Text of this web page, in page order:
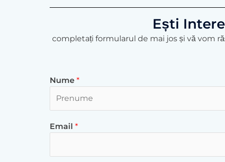
Ești
completați formularul de mai jos și vă vom
Nume *
iEmail *